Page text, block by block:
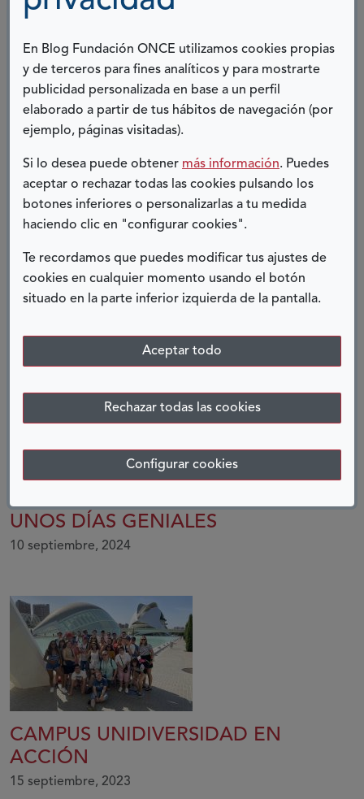
En Blog Fundación ONCE utilizamos cookies propias
y de terceros para fines analíticos y para mostrarte
publicidad personalizada en base a un perfil
elaborado a partir de tus hábitos de navegación (por
ejemplo, páginas visitadas).
Si lo desea puede obtener más información. Puedes
aceptar o rechazar todas las cookies pulsando los
botones inferiores o personalizarlas a tu medida
haciendo clic en "configurar cookies".
Te recordamos que puedes modificar tus ajustes de
cookies en cualquier momento usando el botón
situado en la parte inferior izquierda de la pantalla.
Aceptar todo
Rechazar todas las cookies
Configurar cookies
asistan personas con y sin discapacidad porque de
verdad te lo pasas genial y se crean ambientes
cooperativos incluso entre equipos.
Julia Ramírez Zambrana
y Rosendo Ramírez Zambrana
COMPARTIR:
Twitter
Facebook
LinkedIn
Telegram
ENTRADAS RELACIONADAS
UNOS DÍAS GENIALES
10 septiembre, 2024
CAMPUS UNIDIVERSIDAD EN
ACCIÓN
15 septiembre, 2023